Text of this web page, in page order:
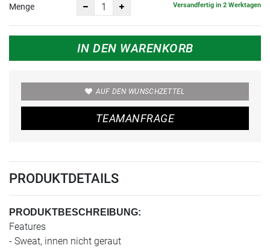
Menge Versandfertig in 2 Werktagen
IN DEN WARENKORB
AUF DEN WUNSCHZETTEL
TEAMANFRAGE
PRODUKTDETAILS
PRODUKTBESCHREIBUNG:
Features
- Sweat, innen nicht geraut